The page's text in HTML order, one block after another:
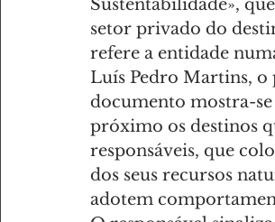
Sustentabilidade»,
setor privado do
refere a entidade
Luís Pedro Martins, o
documento mostra-
próximo os destinos
responsáveis, que
dos seus recursos
adotem